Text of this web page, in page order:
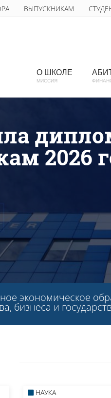
ВЫПУСКНИКАМ
О ШКОЛЕ
МИССИЯ
2026
экономическое
бизнеса и
НАУКА